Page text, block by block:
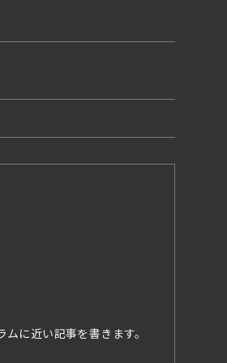
に近い記事を書きます。